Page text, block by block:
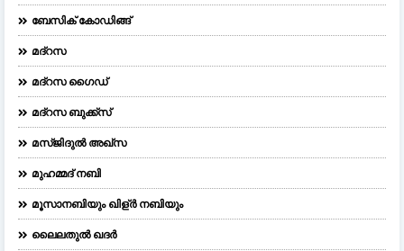
ബേസിക് കോഡിങ്ങ്
മദ്റസ
മദ്‌റസ ഗൈഡ്
മദ്റസ ബുക്ക്സ്
മസ്ജിദുല്‍ അഖ്‌സ
മുഹമ്മദ് നബി
മൂസാനബിയും ഖിള്ർ നബിയും
ലൈലതുല്‍ ഖദര്‍